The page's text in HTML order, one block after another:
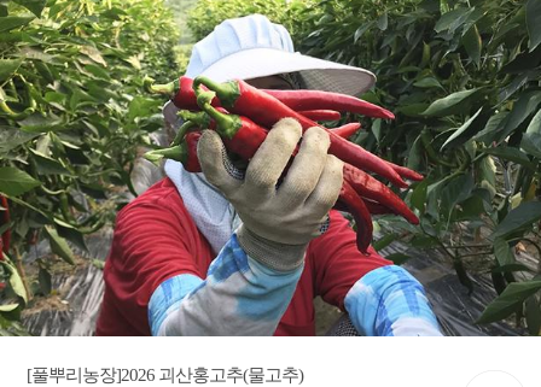
[풀뿌리농장]2026 괴산홍고추(물고추)